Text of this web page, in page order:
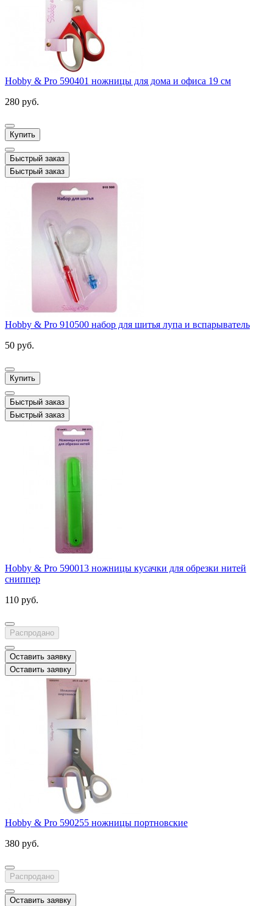
Hobby & Pro 590401 ножницы для дома и офиса 19 см
280 руб.
Купить
Быстрый заказ
Быстрый заказ
Hobby & Pro 910500 набор для шитья лупа и вспарыватель
50 руб.
Купить
Быстрый заказ
Быстрый заказ
Hobby & Pro 590013 ножницы кусачки для обрезки нитей
сниппер
110 руб.
Распродано
Оставить заявку
Оставить заявку
Hobby & Pro 590255 ножницы портновские
380 руб.
Распродано
Оставить заявку